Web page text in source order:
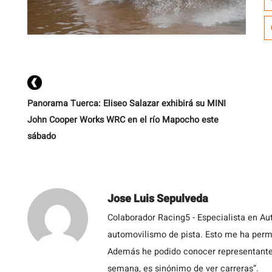
Panorama Tuerca: Eliseo Salazar exhibirá su MINI
John Cooper Works WRC en el río Mapocho este
sábado
Jose Luis Sepulveda
Colaborador Racing5 - Especialista en
automovilismo de pista. Esto me ha
Además he podido conocer
semana, es sinónimo de ver carreras”.